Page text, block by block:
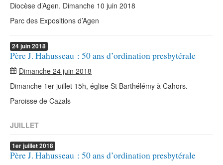
Diocèse d’Agen. Dimanche 10 juin 2018
Parc des Expositions d’Agen
24juin2018
Père J. Hahusseau : 50 ans d’ordination presbytérale
Dimanche 24 juin 2018
Dimanche 1er juillet 15h, église St Barthélémy à Cahors.
Paroisse de Cazals
JUILLET
1erjuillet2018
Père J. Hahusseau : 50 ans d’ordination presbytérale